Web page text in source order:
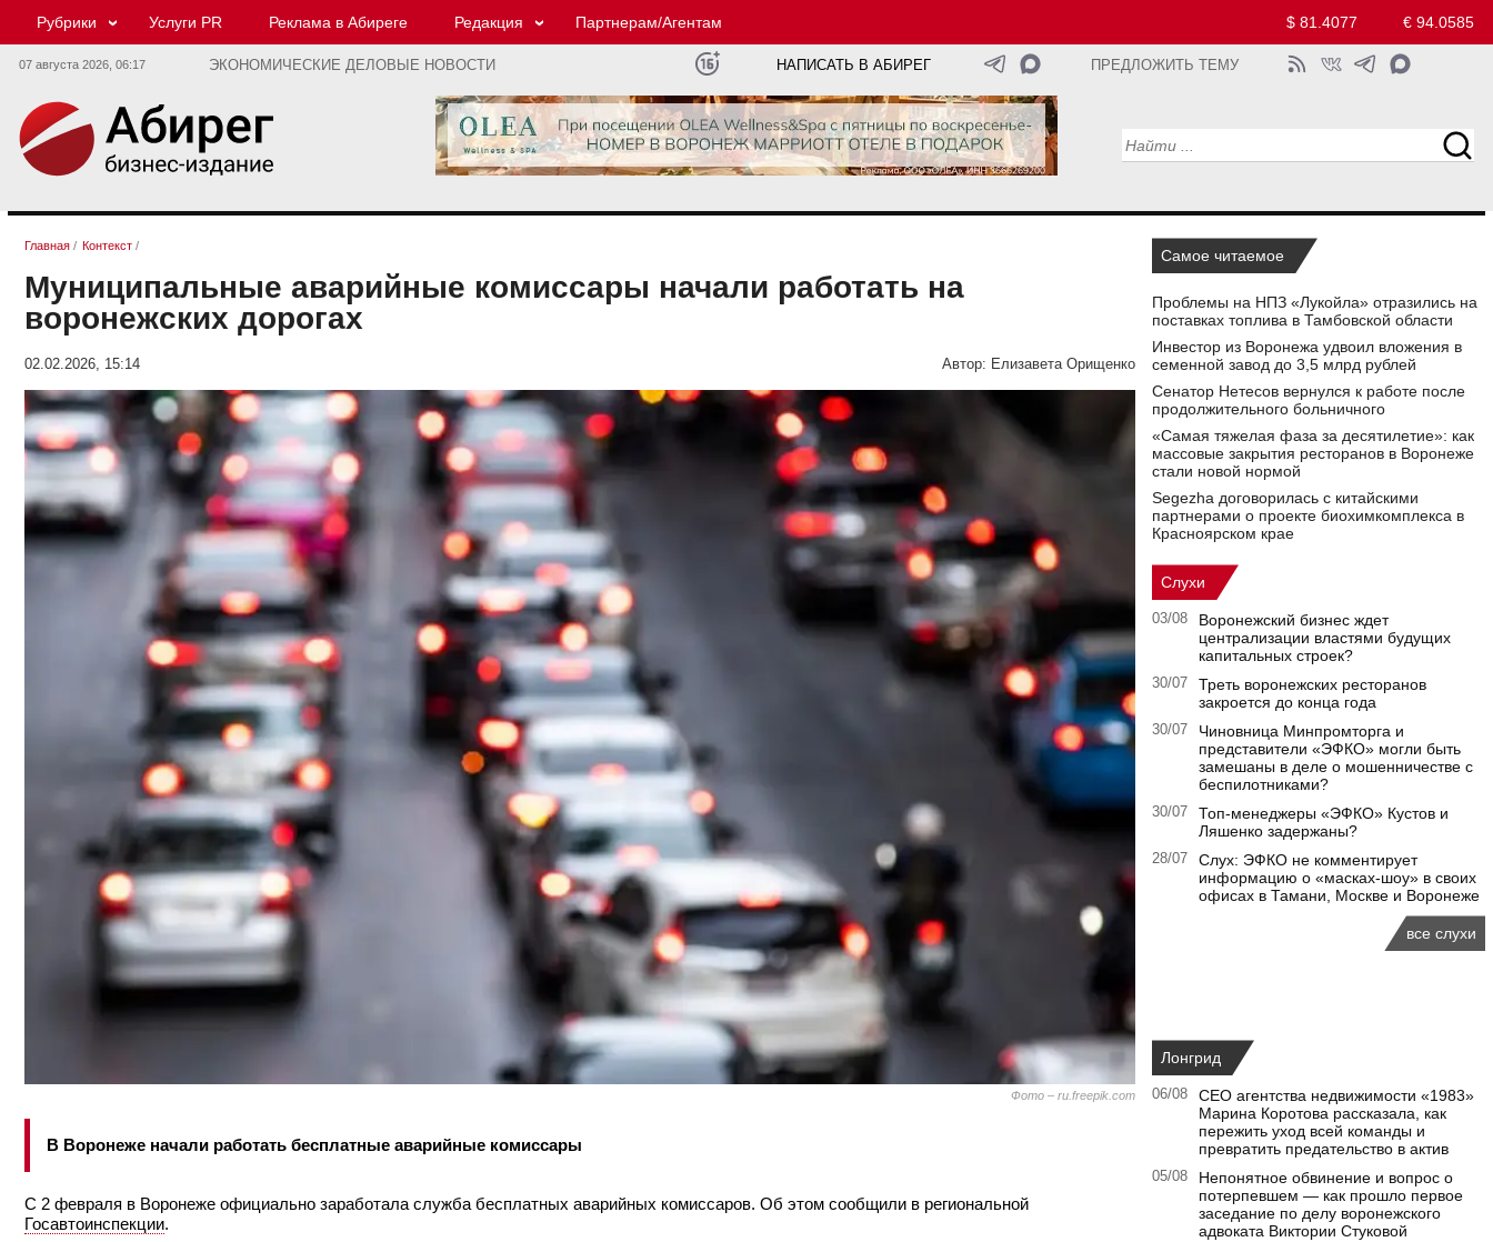
Рубрики Услуги PR Реклама в Абиреге Редакция Партнерам/Агентам $ 81.4077 € 94.0585
07 августа 2026, 06:17 ЭКОНОМИЧЕСКИЕ ДЕЛОВЫЕ НОВОСТИ НАПИСАТЬ В АБИРЕГ ПРЕДЛОЖИТЬ ТЕМУ
Главная / Контекст /
Муниципальные аварийные комиссары начали работать на
воронежских дорогах
02.02.2026, 15:14 Автор: Елизавета Орищенко
Фото – ru.freepik.com
В Воронеже начали работать бесплатные аварийные комиссары
С 2 февраля в Воронеже официально заработала служба бесплатных аварийных комиссаров. Об этом сообщили в региональной
Госавтоинспекции.
Самое читаемое
Проблемы на НПЗ «Лукойла» отразились на
поставках топлива в Тамбовской области
Инвестор из Воронежа удвоил вложения в
семенной завод до 3,5 млрд рублей
Сенатор Нетесов вернулся к работе после
продолжительного больничного
«Самая тяжелая фаза за десятилетие»: как
массовые закрытия ресторанов в Воронеже
стали новой нормой
Segezha договорилась с китайскими
партнерами о проекте биохимкомплекса в
Красноярском крае
Слухи
03/08
Воронежский бизнес ждет
централизации властями будущих
капитальных строек?
30/07
Треть воронежских ресторанов
закроется до конца года
30/07
Чиновница Минпромторга и
представители «ЭФКО» могли быть
замешаны в деле о мошенничестве с
беспилотниками?
30/07
Топ-менеджеры «ЭФКО» Кустов и
Ляшенко задержаны?
28/07
Слух: ЭФКО не комментирует
информацию о «масках-шоу» в своих
офисах в Тамани, Москве и Воронеже
все слухи
Лонгрид
06/08
CEO агентства недвижимости «1983»
Марина Коротова рассказала, как
пережить уход всей команды и
превратить предательство в актив
05/08
Непонятное обвинение и вопрос о
потерпевшем — как прошло первое
заседание по делу воронежского
адвоката Виктории Стуковой